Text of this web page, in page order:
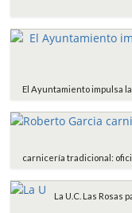
El Ayuntamiento impulsa
carnicería tradicional:
La U.C. Las Rosas